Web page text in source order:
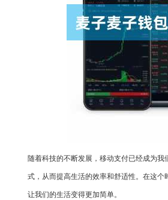
随着科技的不断发展，移动支付已经成为
式，从而提高生活的效率和舒适性。在这个
让我们的生活变得更加简单。